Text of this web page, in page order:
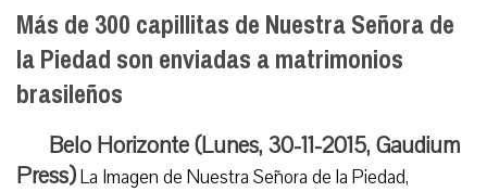
Más de 300 capillitas de Nuestra Señora de
la Piedad son enviadas a matrimonios
brasileños
Belo Horizonte (Lunes, 30-11-2015, Gaudium
Press)La Imagen de Nuestra Señora de la Piedad,